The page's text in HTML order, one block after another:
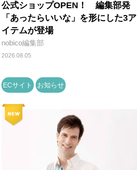
公式ショップOPEN！ 編集部発
「あったらいいな」を形にした3ア
イテムが登場
nobico編集部
2026.08.05
ECサイト お知らせ